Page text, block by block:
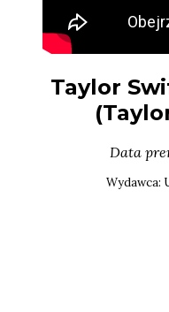
Taylor
Data
Wydawca: